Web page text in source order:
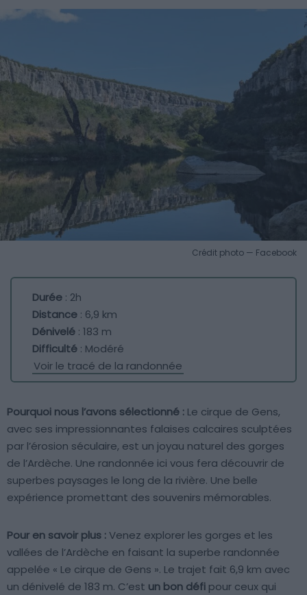
Crédit photo — Facebook
Durée : 2h
Distance : 6,9 km
Dénivelé : 183 m
Difficulté : Modéré
Voir le tracé de la randonnée
Pourquoi nous l’avons sélectionné : Le cirque de Gens,
avec ses impressionnantes falaises calcaires sculptées
par l’érosion séculaire, est un joyau naturel des gorges
de l’Ardèche. Une randonnée ici vous fera découvrir de
superbes paysages le long de la rivière. Une belle
expérience promettant des souvenirs mémorables.
Pour en savoir plus :Venez explorer les gorges et les
vallées de l’Ardèche en faisant la superbe randonnée
appelée « Le cirque de Gens ». Le trajet fait 6,9 km avec
un dénivelé de 183 m. C’est un bon défi pour ceux qui